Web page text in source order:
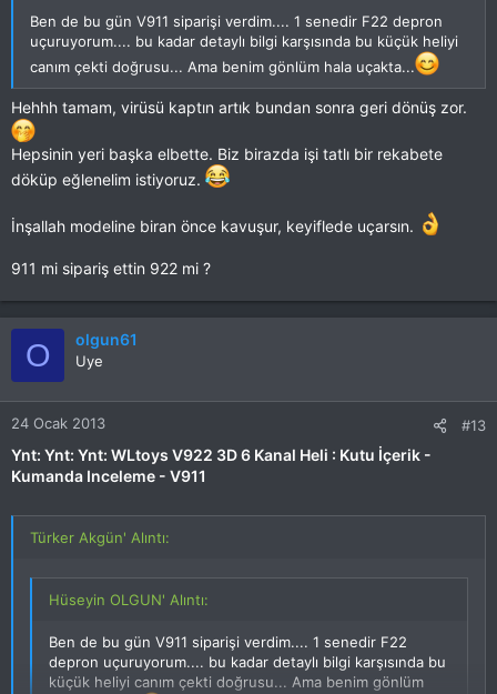
Ben de bu gün V911 siparişi verdim.... 1 senedir F22 depron
uçuruyorum.... bu kadar detaylı bilgi karşısında bu küçük heliyi
canım çekti doğrusu... Ama benim gönlüm hala uçakta...
Hehhh tamam, virüsü kaptın artık bundan sonra geri dönüş zor.
Hepsinin yeri başka elbette. Biz birazda işi tatlı bir rekabete
döküp eğlenelim istiyoruz.
İnşallah modeline biran önce kavuşur, keyiflede uçarsın.
911 mi sipariş ettin 922 mi ?
O olgun61
Uye
24 Ocak 2013 #13
Ynt: Ynt: Ynt: WLtoys V922 3D 6 Kanal Heli : Kutu İçerik -
Kumanda Inceleme - V911
Türker Akgün' Alıntı:
Hüseyin OLGUN' Alıntı:
Ben de bu gün V911 siparişi verdim.... 1 senedir F22
depron uçuruyorum.... bu kadar detaylı bilgi karşısında bu
küçük heliyi canım çekti doğrusu... Ama benim gönlüm